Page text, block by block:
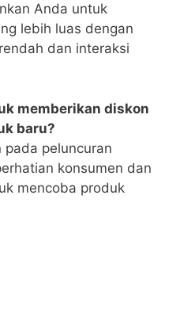
Anda untuk
lebih luas dengan
dan interaksi
memberikan diskon
baru?
pada peluncuran
konsumen dan
mencoba produk